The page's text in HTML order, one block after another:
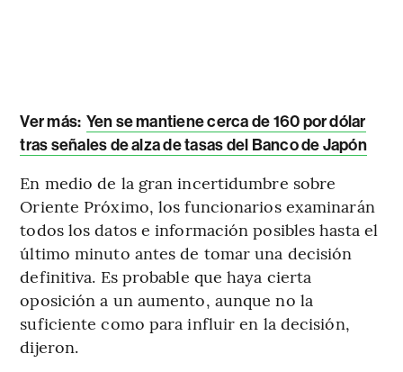
Ver más: Yen se mantiene cerca de 160 por dólar
tras señales de alza de tasas del Banco de Japón
En medio de la gran incertidumbre sobre
Oriente Próximo, los funcionarios examinarán
todos los datos e información posibles hasta el
último minuto antes de tomar una decisión
definitiva. Es probable que haya cierta
oposición a un aumento, aunque no la
suficiente como para influir en la decisión,
dijeron.